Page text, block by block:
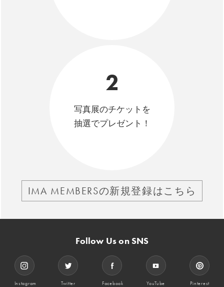
2
写真展のチケットを
抽選でプレゼント！
IMA MEMBERSの新規登録はこちら
Follow Us on SNS
Instagram Twitter Facebook YouTube Pinterest